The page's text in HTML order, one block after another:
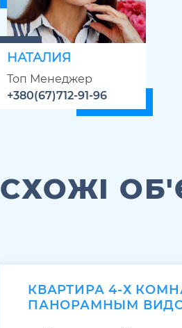
НАТАЛИЯ
Топ Менеджер
+380(67)712-91-96
СХОЖІ
КВАРТИРА 4-Х
ПАНОРАМНЫМ